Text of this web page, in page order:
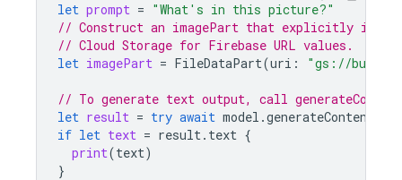
let prompt = "What's in this picture?"
// Construct an imagePart that explicitly
// Cloud Storage for Firebase URL values.
let imagePart = FileDataPart(uri : "gs://bucket-
// To generate text output, call
let result = try await model .generateContent
if let text = result. text {
print(text)
}